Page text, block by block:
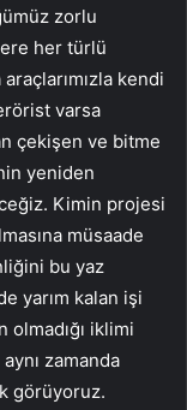
zorlu
her türlü
kendi
varsa
çekişen ve bitme
yeniden
Kimin projesi
müsaade
bu yaz
yarım kalan işi
olmadığı iklimi
zamanda
görüyoruz.